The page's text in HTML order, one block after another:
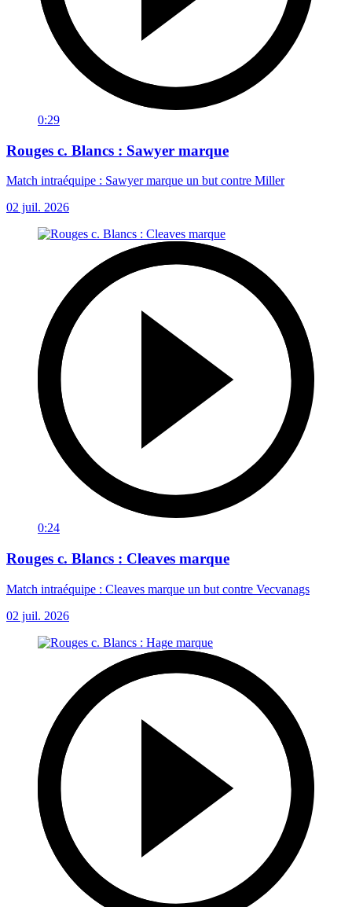
0:29
Rouges c. Blancs : Sawyer marque
Match intraéquipe : Sawyer marque un but contre Miller
02 juil. 2026
0:24
Rouges c. Blancs : Cleaves marque
Match intraéquipe : Cleaves marque un but contre Vecvanags
02 juil. 2026